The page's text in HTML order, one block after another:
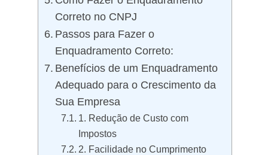
Correto no CNPJ
Passos para Fazer o
Enquadramento Correto:
Benefícios de um Enquadramento
Adequado para o Crescimento da
Sua Empresa
1. Redução de Custo com
Impostos
2. Facilidade no Cumprimento